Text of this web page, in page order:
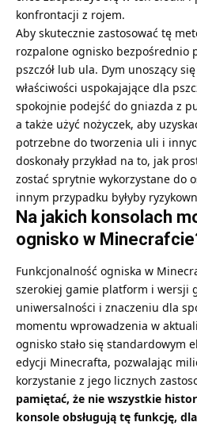
konfrontacji z rojem.
Aby skutecznie zastosować tę
rozpalone ognisko bezpośrednio
pszczół lub ula. Dym unoszący
właściwości uspokajające dla
spokojnie podejść do gniazda z
a także użyć nożyczek, aby
potrzebne do tworzenia uli i
doskonały przykład na to, jak
zostać sprytnie wykorzystane do
innym przypadku byłyby
Na jakich konsolach
ognisko w
Funkcjonalność ogniska w
szerokiej gamie platform i wersji
uniwersalności i znaczeniu dla
momentu wprowadzenia w
ognisko stało się standardowym
edycji Minecrafta, pozwalając
korzystanie z jego licznych
pamiętać, że nie wszystkie
konsole obsługują tę funkcję,